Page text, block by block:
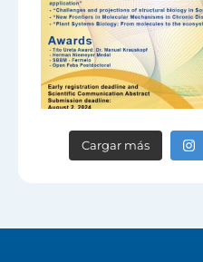
Cargar más